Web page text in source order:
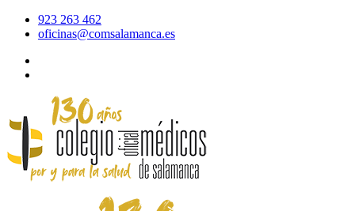
923 263 462
oficinas@comsalamanca.es